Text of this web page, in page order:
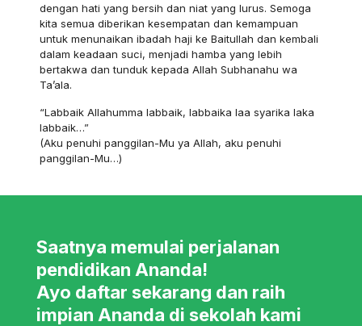
dengan hati yang bersih dan niat yang lurus. Semoga
kita semua diberikan kesempatan dan kemampuan
untuk menunaikan ibadah haji ke Baitullah dan kembali
dalam keadaan suci, menjadi hamba yang lebih
bertakwa dan tunduk kepada Allah Subhanahu wa
Ta’ala.
“Labbaik Allahumma labbaik, labbaika laa syarika laka
labbaik…”
(Aku penuhi panggilan-Mu ya Allah, aku penuhi
panggilan-Mu…)
Saatnya memulai perjalanan
pendidikan Ananda!
Ayo daftar sekarang dan raih
impian Ananda di sekolah kami